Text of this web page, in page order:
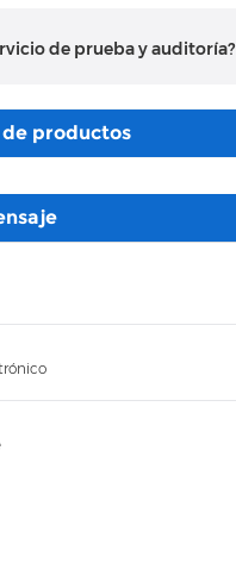
de prueba y auditoría?
productos